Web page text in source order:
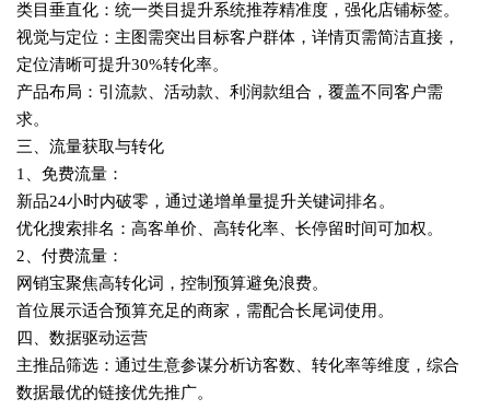
类目垂直化‌：统一类目提升系统推荐精准度，强化店铺标签‌。
视觉与定位‌：主图需突出目标客户群体，详情页需简洁直接，
定位清晰可提升30%转化率‌。
产品布局‌：引流款、活动款、利润款组合，覆盖不同客户需
求‌。
三、流量获取与转化
1、免费流量‌：
新品24小时内破零，通过递增单量提升关键词排名‌。
优化搜索排名：高客单价、高转化率、长停留时间可加权‌。
2、付费流量‌：
网销宝聚焦高转化词，控制预算避免浪费‌。
首位展示适合预算充足的商家，需配合长尾词使用‌。
四、数据驱动运营
主推品筛选‌：通过生意参谋分析访客数、转化率等维度，综合
数据最优的链接优先推广‌。